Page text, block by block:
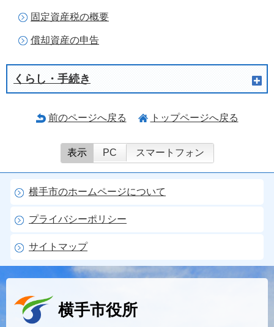
固定資産税の概要
償却資産の申告
くらし・手続き
前のページへ戻る トップページへ戻る
表示 PC スマートフォン
横手市のホームページについて
プライバシーポリシー
サイトマップ
横手市役所